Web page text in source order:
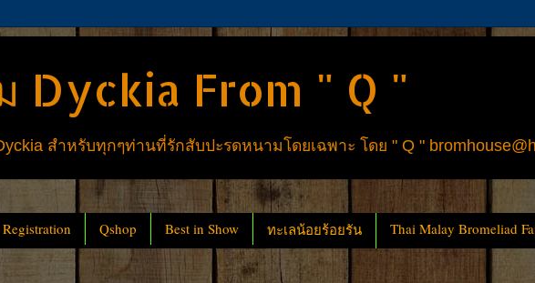
Dyckia From " Q "
สำหรับทุกๆท่านที่รักสับปะรดหนามโดยเฉพาะ โดย " Q "
Qshop Best in Show ทะเลน้อยร้อยรัน Thai Malay Bromeliad